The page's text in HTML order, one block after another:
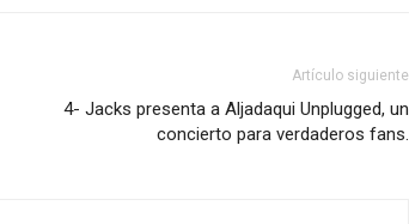
Artículo siguiente
4- Jacks presenta a Aljadaqui Unplugged, un
concierto para verdaderos fans.